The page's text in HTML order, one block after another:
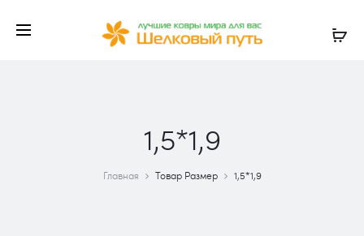
1,5*1,9
Главная Товар Размер 1,5*1,9